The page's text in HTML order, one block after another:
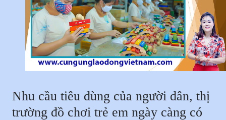
Nhu cầu tiêu dùng của người dân, thị
trường đồ chơi trẻ em ngày càng có